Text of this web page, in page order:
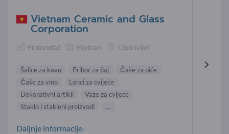
Vietnam Ceramic and Glass
Corporation
Proizvođač Vijetnam Cijeli svijet
Šalice za kavu Pribor za čaj
Čaše za piće
Čaše za vino
Lonci za cvijeće
Dekorativni artikli
Vaze za cvijeće
Staklo i stakleni proizvodi
...
Daljnje informacije-